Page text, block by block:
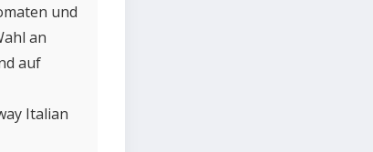
und
an
auf
Italian